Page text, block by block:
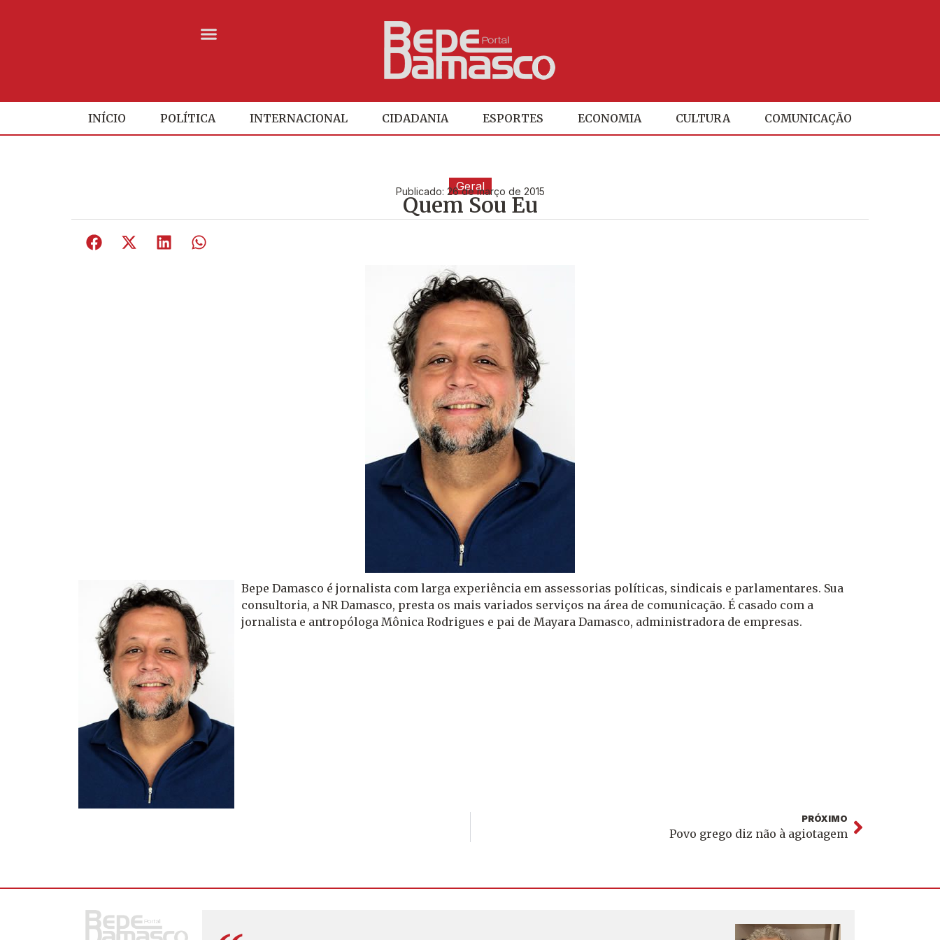
INÍCIO POLÍTICA INTERNACIONAL CIDADANIA ESPORTES ECONOMIA CULTURA COMUNICAÇÃO
Geral
Publicado: 26 de março de 2015
Quem Sou Eu
Bepe Damasco é jornalista com larga experiência em assessorias políticas, sindicais e parlamentares. Sua
consultoria, a NR Damasco, presta os mais variados serviços na área de comunicação. É casado com a
jornalista e antropóloga Mônica Rodrigues e pai de Mayara Damasco, administradora de empresas.
PRÓXIMO
Povo grego diz não à agiotagem